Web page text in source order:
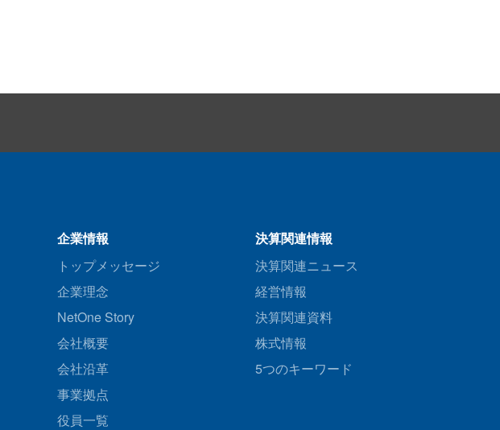
企業情報
トップメッセージ
企業理念
NetOne Story
会社概要
会社沿革
事業拠点
役員一覧
決算関連情報
決算関連ニュース
経営情報
決算関連資料
株式情報
5つのキーワード